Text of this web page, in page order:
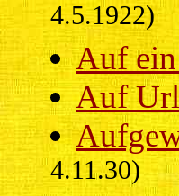
4.5.1922)
Auf
Auf
4.11.30)